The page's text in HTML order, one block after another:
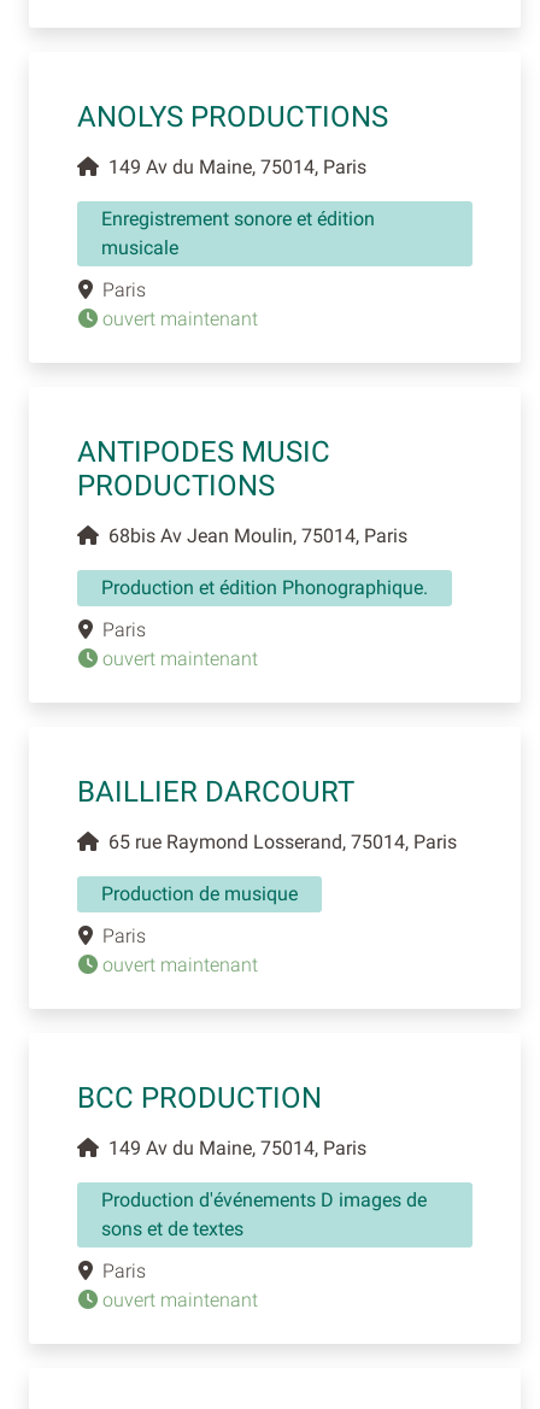
ANOLYS PRODUCTIONS
149 Av du Maine, 75014, Paris
Enregistrement sonore et édition
musicale
Paris
ouvert maintenant
ANTIPODES MUSIC
PRODUCTIONS
68bis Av Jean Moulin, 75014, Paris
Production et édition Phonographique.
Paris
ouvert maintenant
BAILLIER DARCOURT
65 rue Raymond Losserand, 75014, Paris
Production de musique
Paris
ouvert maintenant
BCC PRODUCTION
149 Av du Maine, 75014, Paris
Production d'événements D images de
sons et de textes
Paris
ouvert maintenant